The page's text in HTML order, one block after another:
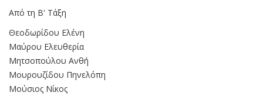
Από τη Β' Τάξη
Θεοδωρίδου Ελένη
Μαύρου Ελευθερία
Μητσοπούλου Ανθή
Μουρουζίδου Πηνελόπη
Μούσιος Νίκος